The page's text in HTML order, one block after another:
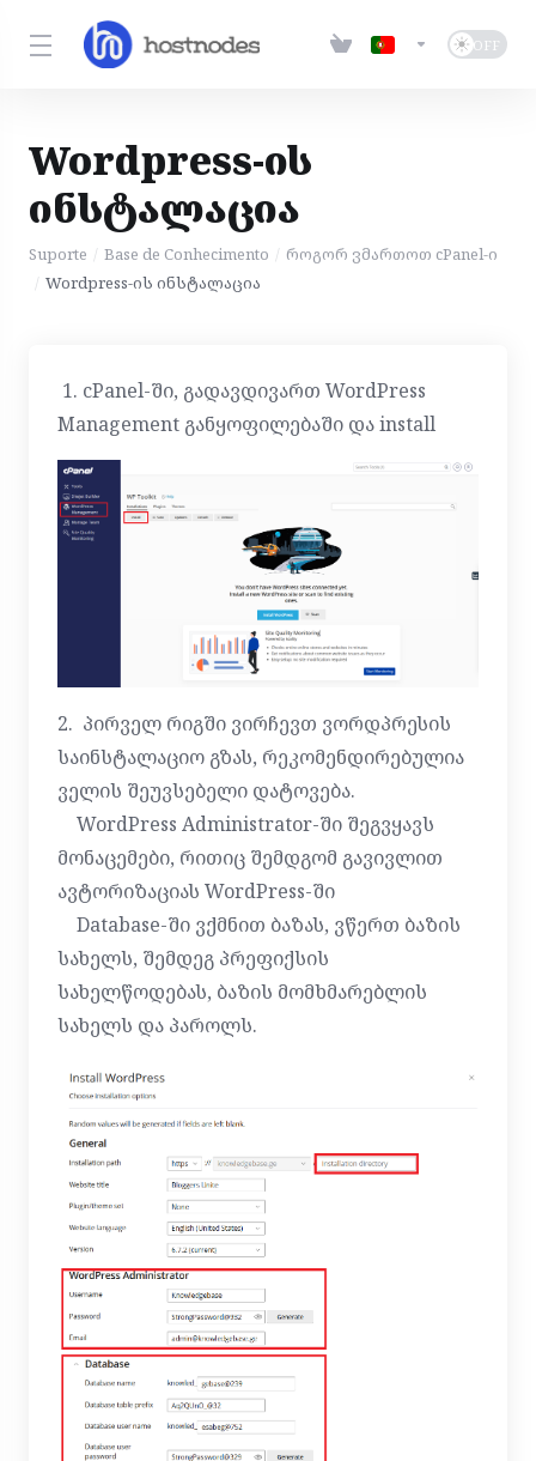
Wordpress-ის
ინსტალაცია
Suporte Base de Conhecimento
როგორ ვმართოთ cPanel-ი
Wordpress-ის ინსტალაცია
1. cPanel-ში, გადავდივართ WordPress
Management განყოფილებაში და install
2. პირველ რიგში ვირჩევთ ვორდპრესის
საინსტალაციო გზას, რეკომენდირებულია
ველის შეუვსებელი დატოვება.
WordPress Administrator-ში შეგვყავს
მონაცემები, რითიც შემდგომ გავივლით
ავტორიზაციას WordPress-ში
Database-ში ვქმნით ბაზას, ვწერთ ბაზის
სახელს, შემდეგ პრეფიქსის
სახელწოდებას, ბაზის მომხმარებლის
სახელს და პაროლს.